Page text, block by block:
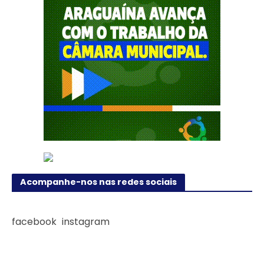
Acompanhe-nos nas redes sociais
facebook instagram